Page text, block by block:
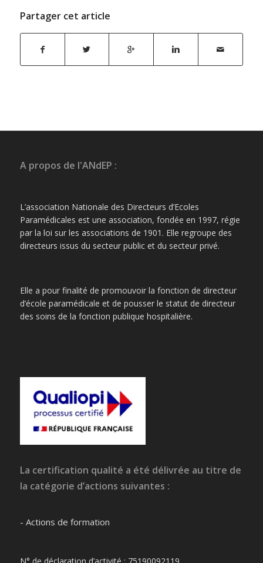
Partager cet article
A propos de l'ANdEP :
L’association Nationale des Directeurs d’Ecoles
Paramédicales est une association, fondée en 1997, régie
par la loi sur les associations de 1901. Elle regroupe des
directeurs issus du secteur public et du secteur privé.
Elle a pour finalité de promouvoir la fonction de directeur
d’école paramédicale et de pousser le statut de directeur
des soins de la fonction publique hospitalière.
La certification qualité a été délivrée au titre de
la catégorie d’actions suivantes :
- Actions de formation
N° de déclaration d’activité : 75190092119